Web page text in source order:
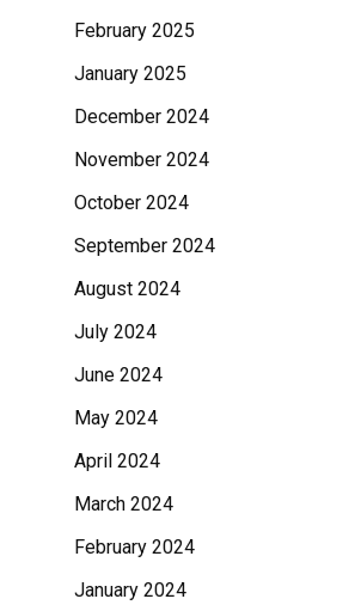
February 2025
January 2025
December 2024
November 2024
October 2024
September 2024
August 2024
July 2024
June 2024
May 2024
April 2024
March 2024
February 2024
January 2024